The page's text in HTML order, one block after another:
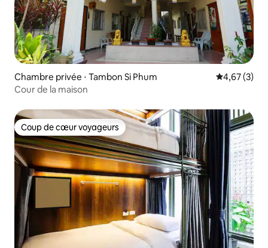
Chambre privée ⋅ Tambon Si Phum Évaluation
4,67 (3)
Cour de la maison
Coup de cœur voyageurs
Coup de cœur voyageurs